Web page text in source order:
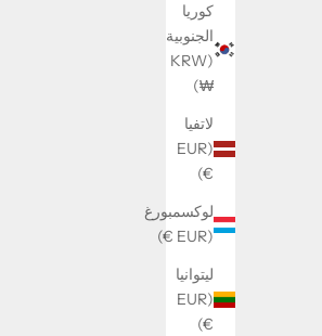
كوريا
الجنوبية
(KRW
₩)
لاتفيا
(EUR
€)
لوكسمبورغ
(EUR €)
ليتوانيا
(EUR
€)